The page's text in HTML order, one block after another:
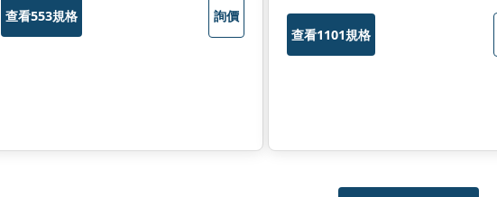
查看553規格 詢價
查看1101規格